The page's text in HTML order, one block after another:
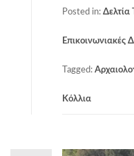
Posted in: Δελτία
Επικοινωνιακές
Tagged:
Κόλλια